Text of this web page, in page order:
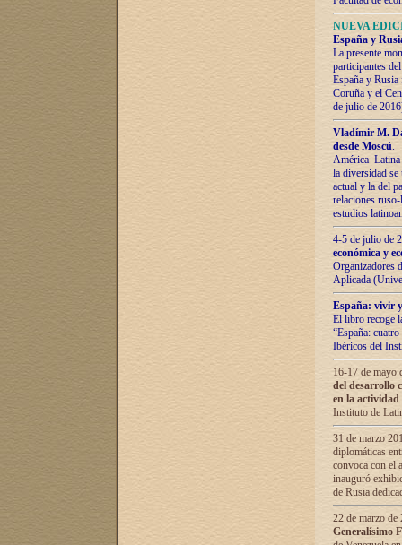
NUEVA
España y
La presente
participantes
España y
Coruña y el
de julio de
Vladímir М.
desde Moscú.
América Latina
la diversidad
actual у lа del
relaciones
estudios
4-5 de julio de
económica y
Organizadores
Aplicada
España: vivir
El libro recoge
“España:
Ibéricos del
16-17 de mayo
del desarrollo
en la
Instituto de
31 de marzo
diplomáticas
convoca con el
inauguró
de Rusia
22 de marzo
Generalísimo